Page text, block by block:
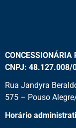
CONCESSIONÁRIA
CNPJ: 48.127.008/
Rua Jandyra
575 – Pouso
Horário